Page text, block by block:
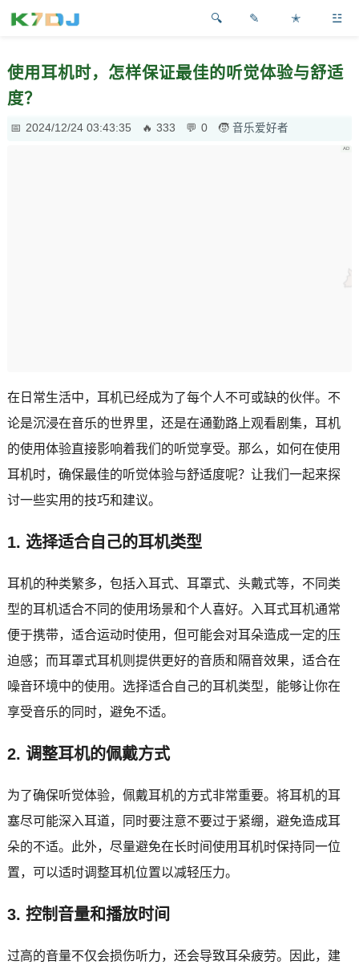
✎ ✭ ☳
使用耳机时，怎样保证最佳的听觉体验与舒适
度？
2024/12/24 03:43:35 333 0 音乐爱好者
在日常生活中，耳机已经成为了每个人不可或缺的伙伴。不
论是沉浸在音乐的世界里，还是在通勤路上观看剧集，耳机
的使用体验直接影响着我们的听觉享受。那么，如何在使用
耳机时，确保最佳的听觉体验与舒适度呢？让我们一起来探
讨一些实用的技巧和建议。
1. 选择适合自己的耳机类型
耳机的种类繁多，包括入耳式、耳罩式、头戴式等，不同类
型的耳机适合不同的使用场景和个人喜好。入耳式耳机通常
便于携带，适合运动时使用，但可能会对耳朵造成一定的压
迫感；而耳罩式耳机则提供更好的音质和隔音效果，适合在
噪音环境中的使用。选择适合自己的耳机类型，能够让你在
享受音乐的同时，避免不适。
2. 调整耳机的佩戴方式
为了确保听觉体验，佩戴耳机的方式非常重要。将耳机的耳
塞尽可能深入耳道，同时要注意不要过于紧绷，避免造成耳
朵的不适。此外，尽量避免在长时间使用耳机时保持同一位
置，可以适时调整耳机位置以减轻压力。
3. 控制音量和播放时间
过高的音量不仅会损伤听力，还会导致耳朵疲劳。因此，建